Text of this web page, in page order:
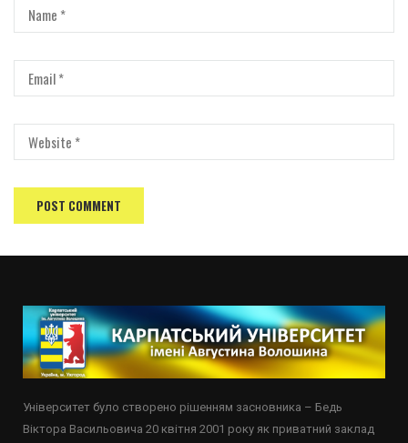
Університет було створено рішенням засновника – Бедь
Віктора Васильовича 20 квітня 2001 року як приватний заклад